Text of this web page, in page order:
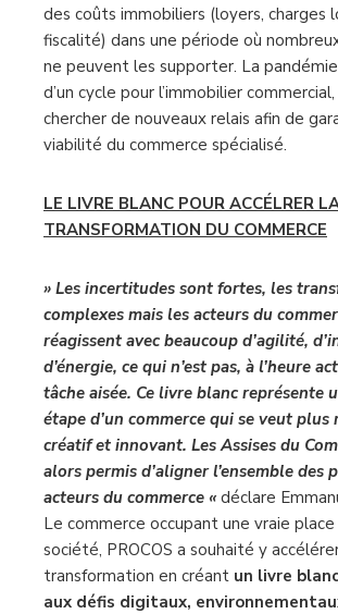
des coûts immobiliers (loyers, charges
fiscalité) dans une période où
ne peuvent les supporter. La
d’un cycle pour l’immobilier
chercher de nouveaux relais afin de
viabilité du commerce spécialisé.
LE LIVRE BLANC POUR ACCÉLRER
TRANSFORMATION DU COMMERCE
» Les incertitudes sont fortes, les
complexes mais les acteurs du
réagissent avec beaucoup d’agilité,
d’énergie, ce qui n’est pas, à l’heure
tâche aisée. Ce livre blanc représente
étape d’un commerce qui se veut plus
créatif et innovant. Les Assises du
alors permis d’aligner l’ensemble des
acteurs du commerce « déclare
Le commerce occupant une vraie
société, PROCOS a souhaité y
transformation en créant un livre
aux défis digitaux,